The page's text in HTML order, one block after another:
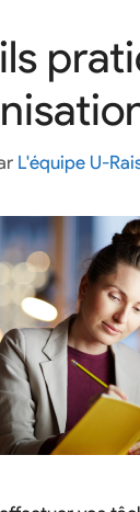
L'équipe U-